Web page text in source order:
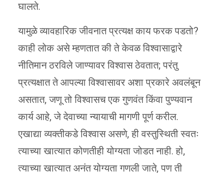
घालते.
यामुळे व्यावहारिक जीवनात प्रत्यक्ष काय फरक पडतो?
काही लोक असे म्हणतात की ते केवळ विश्वासाद्वारे
नीतिमान ठरविले जाण्यावर विश्वास ठेवतात; परंतु
प्रत्यक्षात ते आपल्या विश्वासावर अशा प्रकारे अवलंबून
असतात, जणू तो विश्वासच एक गुणवंत किंवा पुण्यवान
कार्य आहे, जे देवाच्या न्यायाची मागणी पूर्ण करील.
एखाद्या व्यक्तीकडे विश्वास असणे, ही वस्तुस्थिती स्वतः
त्याच्या खात्यात कोणतीही योग्यता जोडत नाही. हो,
त्याच्या खात्यात अनंत योग्यता गणली जाते, पण ती